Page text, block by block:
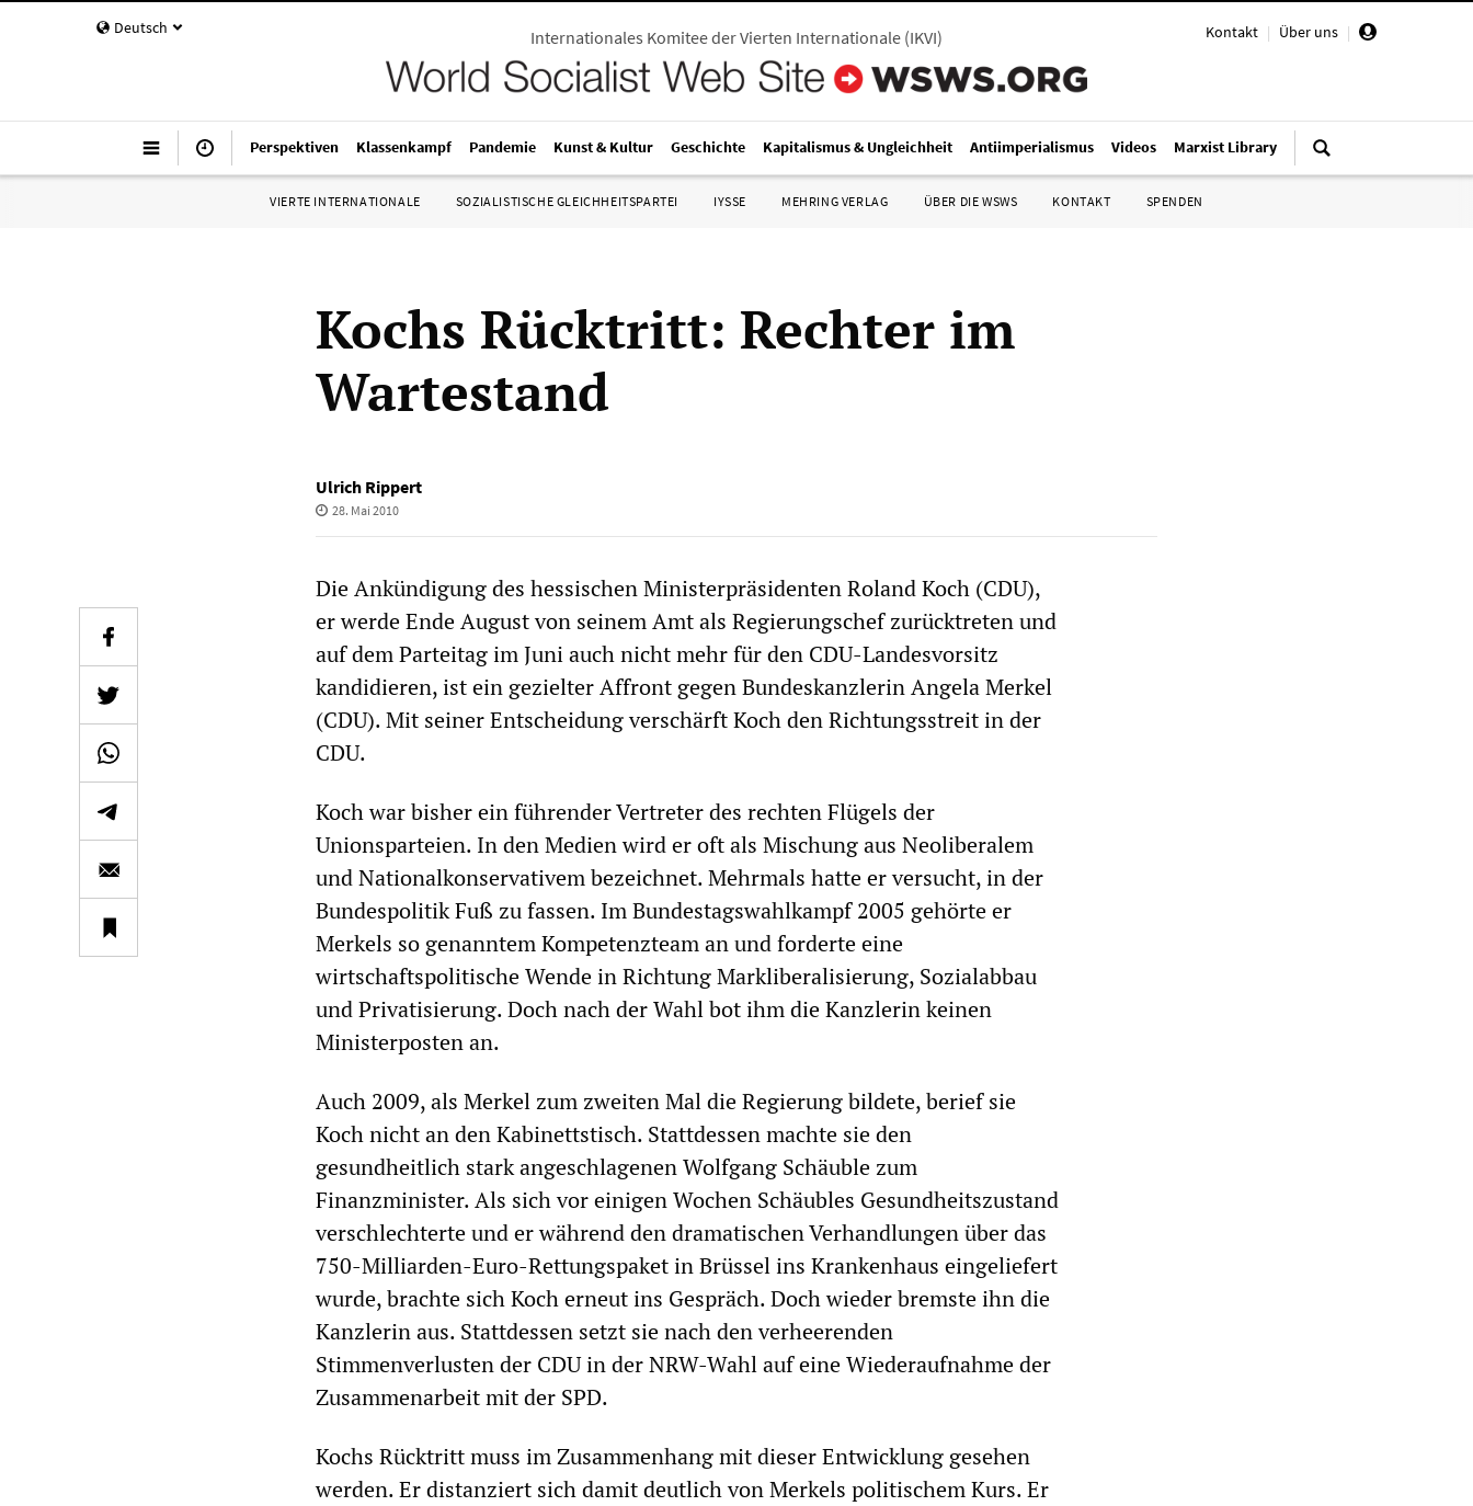
Deutsch Kontakt | Über uns |
Internationales Komitee der Vierten Internationale (IKVI)
Perspektiven Klassenkampf Pandemie Kunst & Kultur Geschichte Kapitalismus & Ungleichheit Antiimperialismus Videos Marxist Library
VIERTE INTERNATIONALE SOZIALISTISCHE GLEICHHEITSPARTEI IYSSE MEHRING VERLAG ÜBER DIE WSWS KONTAKT SPENDEN
Kochs Rücktritt: Rechter im
Wartestand
Ulrich Rippert
28. Mai 2010
Die Ankündigung des hessischen Ministerpräsidenten Roland Koch (CDU),
er werde Ende August von seinem Amt als Regierungschef zurücktreten und
auf dem Parteitag im Juni auch nicht mehr für den CDU-Landesvorsitz
kandidieren, ist ein gezielter Affront gegen Bundeskanzlerin Angela Merkel
(CDU). Mit seiner Entscheidung verschärft Koch den Richtungsstreit in der
CDU.
Koch war bisher ein führender Vertreter des rechten Flügels der
Unionsparteien. In den Medien wird er oft als Mischung aus Neoliberalem
und Nationalkonservativem bezeichnet. Mehrmals hatte er versucht, in der
Bundespolitik Fuß zu fassen. Im Bundestagswahlkampf 2005 gehörte er
Merkels so genanntem Kompetenzteam an und forderte eine
wirtschaftspolitische Wende in Richtung Markliberalisierung, Sozialabbau
und Privatisierung. Doch nach der Wahl bot ihm die Kanzlerin keinen
Ministerposten an.
Auch 2009, als Merkel zum zweiten Mal die Regierung bildete, berief sie
Koch nicht an den Kabinettstisch. Stattdessen machte sie den
gesundheitlich stark angeschlagenen Wolfgang Schäuble zum
Finanzminister. Als sich vor einigen Wochen Schäubles Gesundheitszustand
verschlechterte und er während den dramatischen Verhandlungen über das
750-Milliarden-Euro-Rettungspaket in Brüssel ins Krankenhaus eingeliefert
wurde, brachte sich Koch erneut ins Gespräch. Doch wieder bremste ihn die
Kanzlerin aus. Stattdessen setzt sie nach den verheerenden
Stimmenverlusten der CDU in der NRW-Wahl auf eine Wiederaufnahme der
Zusammenarbeit mit der SPD.
Kochs Rücktritt muss im Zusammenhang mit dieser Entwicklung gesehen
werden. Er distanziert sich damit deutlich von Merkels politischem Kurs. Er